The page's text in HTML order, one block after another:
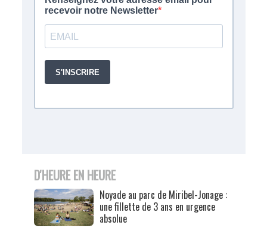
D'HEURE EN HEURE
Noyade au parc de Miribel-Jonage :
une fillette de 3 ans en urgence
absolue